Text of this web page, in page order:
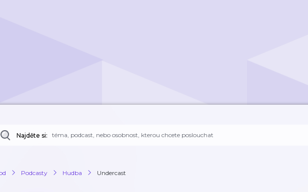
Najděte si:
Podcasty Hudba Undercast